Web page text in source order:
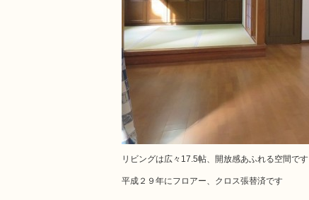
リビングは広々17.5帖、開放感あふれる空間です
平成２９年にフロアー、クロス張替済です